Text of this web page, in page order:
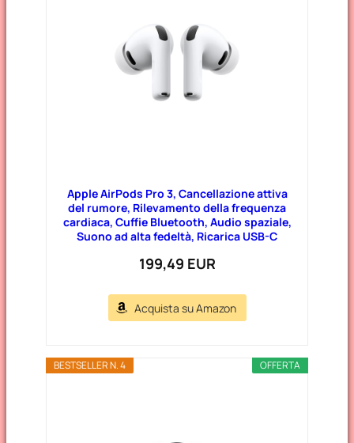
Apple AirPods Pro 3, Cancellazione attiva
del rumore, Rilevamento della frequenza
cardiaca, Cuffie Bluetooth, Audio spaziale,
Suono ad alta fedeltà, Ricarica USB-C​​​​​​​
199,49 EUR
Acquista su Amazon
OFFERTA
BESTSELLER N. 4